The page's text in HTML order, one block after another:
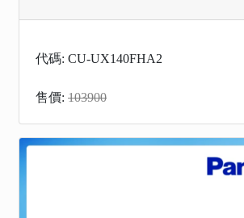
代碼: CU-UX140FHA2
售價: 103900